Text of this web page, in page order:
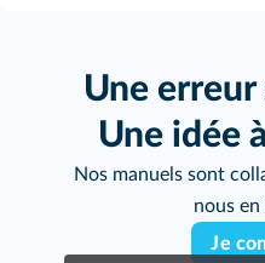
Une erreur
Une idée
Nos manuels sont
nous
Je